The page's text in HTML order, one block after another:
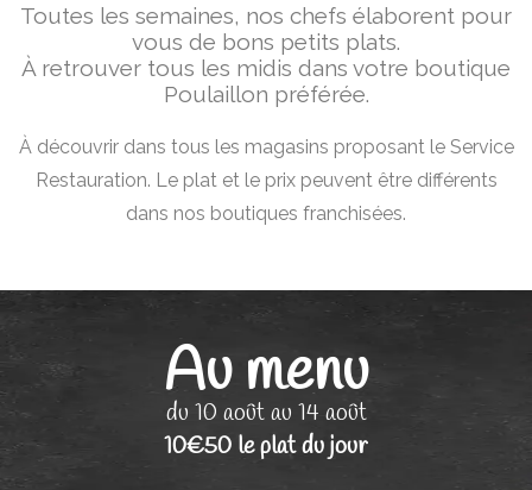
Toutes les semaines, nos chefs élaborent pour
vous de bons petits plats.
À retrouver tous les midis dans votre boutique
Poulaillon préférée.
À découvrir dans tous les magasins proposant le Service
Restauration. Le plat et le prix peuvent être différents
dans nos boutiques franchisées.
Au menu
du 10 août au 14 août
10€50 le plat du jour